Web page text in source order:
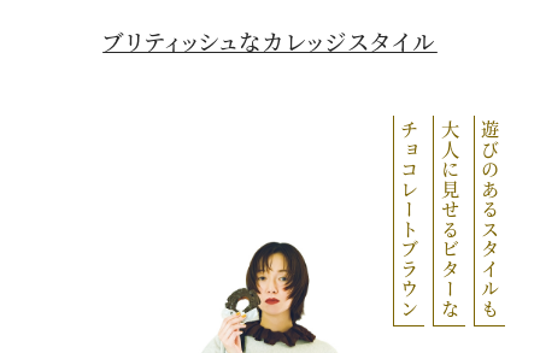
ブリティッシュなカレッジスタイル
遊びのあるスタイルも
大人に見せるビターな
チョコレートブラウン